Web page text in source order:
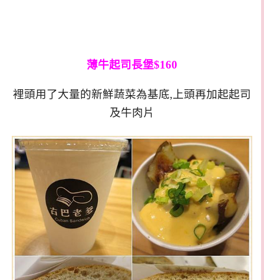
薄牛起司長堡$160
裡頭用了大量的新鮮蔬菜為基底,上頭再加起起司
及牛肉片